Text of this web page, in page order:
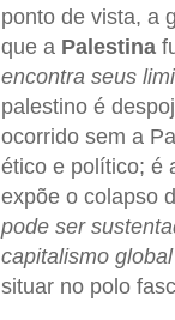
ponto de vista, a
que a Palestina
encontra seus
palestino é
ocorrido sem a
ético e político; é
expõe o colapso
pode ser
capitalismo
situar no polo